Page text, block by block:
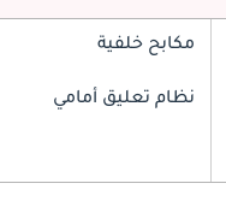
مكابح خلفية
نظام تعليق أمامي